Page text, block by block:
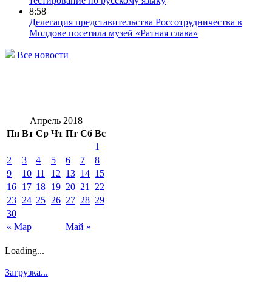
8:58
Делегация представительства Россотрудничества в
Молдове посетила музей «Ратная слава»
Все новости
Апрель 2018
Пн Вт Ср Чт Пт Сб Вс
« Мар Май »
1
2
3 4 5 6 7
8
9
10 11 12 13 14 15
16 17 18 19 20 21
22
23 24 25 26 27 28 29
30
Loading...
Загрузка...